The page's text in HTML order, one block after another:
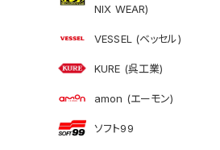
NIX WEAR)
VESSEL (ベッセル)
KURE (呉工業)
amon (エーモン)
ソフト99